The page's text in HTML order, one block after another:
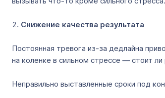
Снижение качества результата
Постоянная тревога из-за дедлайна
на коленке в сильном стрессе — стоит
Неправильно выставленные сроки под